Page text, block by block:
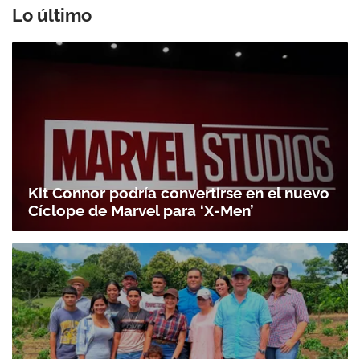
Lo último
Kit Connor podría convertirse en el nuevo
Cíclope de Marvel para ‘X-Men’